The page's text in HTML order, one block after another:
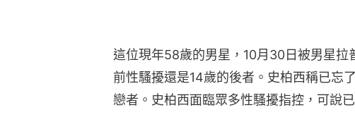
這位現年58歲的男星，10月30日被男星
前性騷擾還是14歲的後者。史柏西稱已忘
戀者。史柏西面臨眾多性騷擾指控，可說